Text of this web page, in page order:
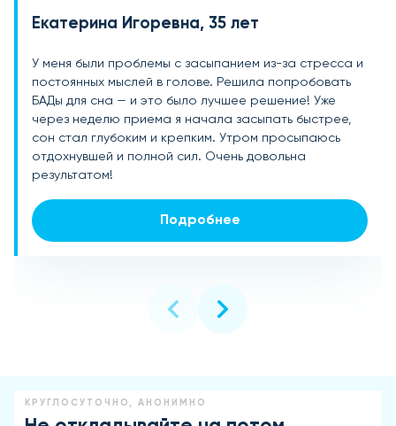
Екатерина Игоревна, 35 лет
У меня были проблемы с засыпанием из-за стресса и
постоянных мыслей в голове. Решила попробовать
БАДы для сна — и это было лучшее решение! Уже
через неделю приема я начала засыпать быстрее,
сон стал глубоким и крепким. Утром просыпаюсь
отдохнувшей и полной сил. Очень довольна
результатом!
Подробнее
Алексей Викторович, 42 года
Работа в ночные смены сильно сбила мой режим сна,
и я долго не мог восстановиться. Благодаря БАДам
для сна удалось наладить график: стал засыпать в
нужное время, а главное — высыпаться. Сон стал
спокойным, а самочувствие улучшилось. Теперь
всегда держу эти добавки под рукой.
Подробнее
Марина Петровна, 50 лет
После наступления менопаузы начались проблемы
со сном: часто просыпалась среди ночи и не могла
снова уснуть. Попробовала БАДы для сна, и они мне
очень помогли! Сплю всю ночь без пробуждений, сон
стал глубже и качественнее. Это настоящая находка
для тех, кто хочет восстановить режим сна.
Рекомендую!
Подробнее
КРУГЛОСУТОЧНО, АНОНИМНО